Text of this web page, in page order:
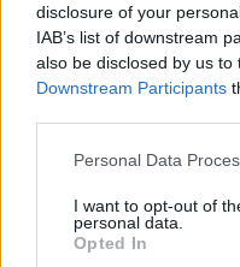
disclosure of your
IAB’s list of downstream
also be disclosed by us to
Downstream Participants
Personal Data
I want to opt-out of
personal data.
Opted In